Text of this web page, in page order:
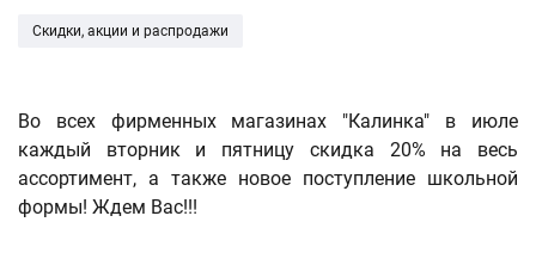
Скидки, акции и распродажи
Во всех фирменных магазинах "Калинка" в июле
каждый вторник и пятницу скидка 20% на весь
ассортимент, а также новое поступление школьной
формы! Ждем Вас!!!